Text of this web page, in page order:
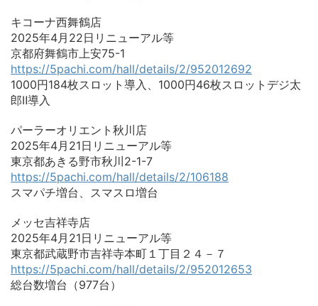
キコーナ西舞鶴店
2025年4月22日リニューアル等
京都府舞鶴市上安75-1
https://5pachi.com/hall/details/2/952012692
1000円184枚スロット導入、1000円46枚スロットデジ太
郎Ⅱ導入
パーラーオリエント秋川店
2025年4月21日リニューアル等
東京都あきる野市秋川2-1-7
https://5pachi.com/hall/details/2/106188
スマパチ増台、スマスロ増台
メッセ吉祥寺店
2025年4月21日リニューアル等
東京都武蔵野市吉祥寺本町１丁目２４－７
https://5pachi.com/hall/details/2/952012653
総台数増台（977台）